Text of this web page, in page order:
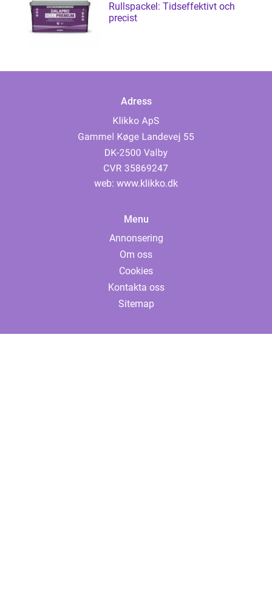
Rullspackel: Tidseffektivt och
precist
Adress
web: www.klikko.dk
Menu
Annonsering
Om oss
Cookies
Kontakta oss
Sitemap